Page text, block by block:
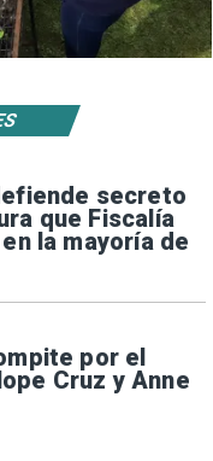
secreto
que Fiscalía
la mayoría de
por el
Cruz y Anne